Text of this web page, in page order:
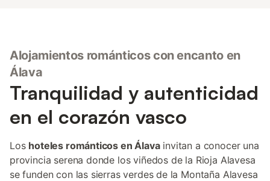
Alojamientos románticos con encanto en
Álava
Tranquilidad y autenticidad
en el corazón vasco
Los hoteles románticos en Álavainvitan a conocer una
provincia serena donde los viñedos de la Rioja Alavesa
se funden con las sierras verdes de la Montaña Alavesa